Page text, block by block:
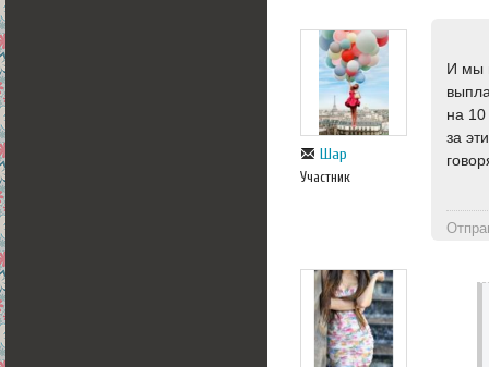
Шар
Участник
И мы
на
за